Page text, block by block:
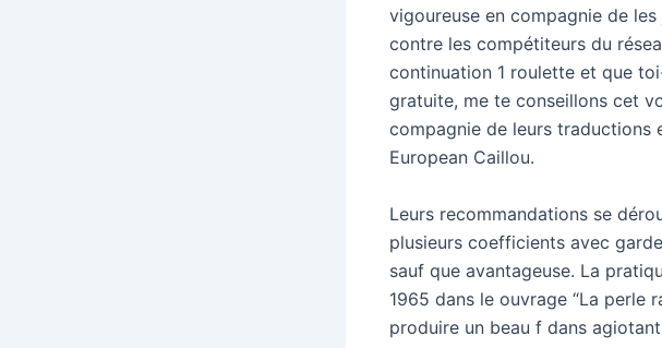
vigoureuse en compagnie de
contre les compétiteurs du
continuation 1 roulette et que
gratuite, me te conseillons cet
compagnie de leurs traductions
European Caillou.
Leurs recommandations se
plusieurs coefficients avec
sauf que avantageuse. La
1965 dans le ouvrage “La perle
produire un beau f dans